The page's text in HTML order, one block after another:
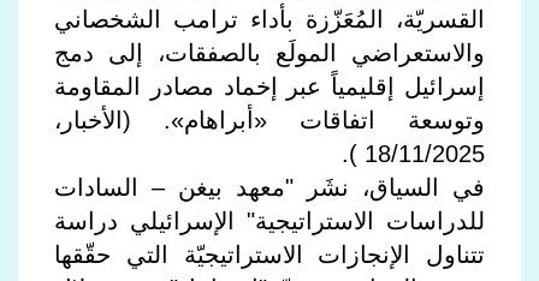
القسريّة، المُعَزّزة بأداء ترامب الشخصاني
والاستعراضي المولَع بالصفقات، إلى دمج
إسرائيل إقليمياً عبر إخماد مصادر المقاومة
وتوسعة اتفاقات «أبراهام». (الأخبار،
18/11/2025 ).
في السياق، نشَر "معهد بيغن – السادات
للدراسات الاستراتيجية" الإسرائيلي دراسة
تتناول الإنجازات الاستراتيجيّة التي حقّقها